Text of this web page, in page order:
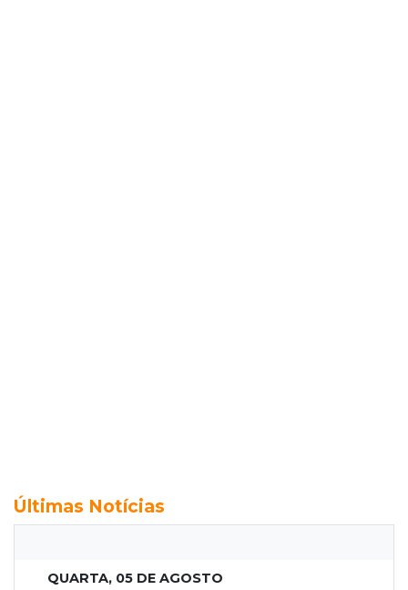
Últimas Notícias
QUARTA, 05 DE AGOSTO